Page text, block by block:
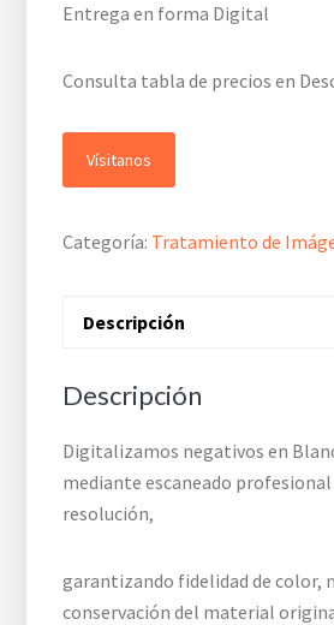
Entrega en forma Digital
Consulta tabla de precios en
Vísitanos
Categoría: Tratamiento de
Descripción
Descripción
Digitalizamos negativos en
mediante escaneado
resolución,
garantizando fidelidad de color,
conservación del material